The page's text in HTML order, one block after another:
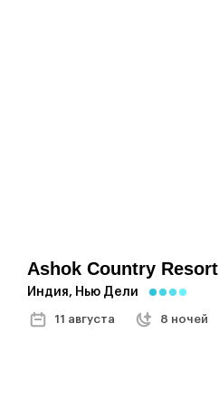
Ashok Country Resort
Индия, Нью Дели
11 августа 8 ночей